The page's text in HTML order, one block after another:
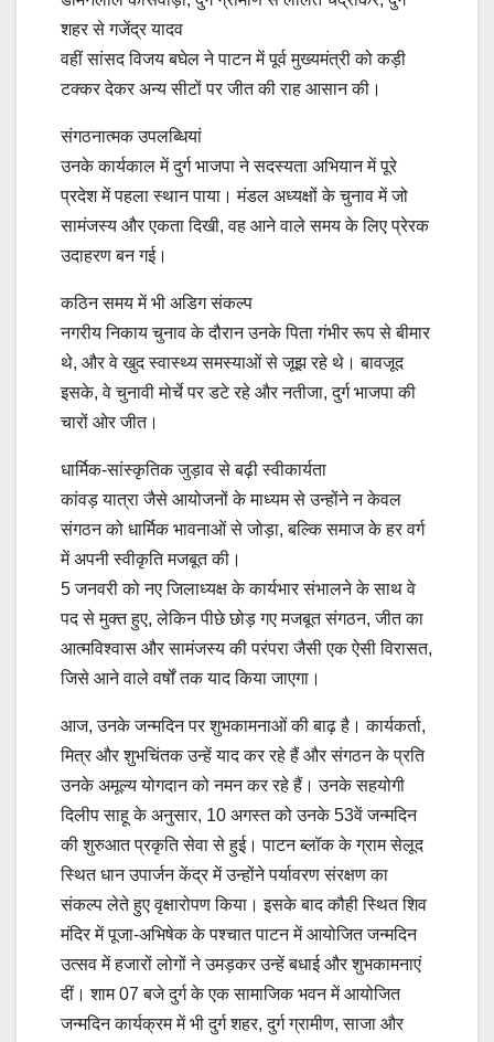
शहर से गजेंद्र यादव
वहीं सांसद विजय बघेल ने पाटन में पूर्व मुख्यमंत्री को कड़ी
टक्कर देकर अन्य सीटों पर जीत की राह आसान की।
संगठनात्मक उपलब्धियां
उनके कार्यकाल में दुर्ग भाजपा ने सदस्यता अभियान में पूरे
प्रदेश में पहला स्थान पाया। मंडल अध्यक्षों के चुनाव में जो
सामंजस्य और एकता दिखी, वह आने वाले समय के लिए प्रेरक
उदाहरण बन गई।
कठिन समय में भी अडिग संकल्प
नगरीय निकाय चुनाव के दौरान उनके पिता गंभीर रूप से बीमार
थे, और वे खुद स्वास्थ्य समस्याओं से जूझ रहे थे। बावजूद
इसके, वे चुनावी मोर्चे पर डटे रहे और नतीजा, दुर्ग भाजपा की
चारों ओर जीत।
धार्मिक-सांस्कृतिक जुड़ाव से बढ़ी स्वीकार्यता
कांवड़ यात्रा जैसे आयोजनों के माध्यम से उन्होंने न केवल
संगठन को धार्मिक भावनाओं से जोड़ा, बल्कि समाज के हर वर्ग
में अपनी स्वीकृति मजबूत की।
5 जनवरी को नए जिलाध्यक्ष के कार्यभार संभालने के साथ वे
पद से मुक्त हुए, लेकिन पीछे छोड़ गए मजबूत संगठन, जीत का
आत्मविश्वास और सामंजस्य की परंपरा जैसी एक ऐसी विरासत,
जिसे आने वाले वर्षों तक याद किया जाएगा।
आज, उनके जन्मदिन पर शुभकामनाओं की बाढ़ है। कार्यकर्ता,
मित्र और शुभचिंतक उन्हें याद कर रहे हैं और संगठन के प्रति
उनके अमूल्य योगदान को नमन कर रहे हैं। उनके सहयोगी
दिलीप साहू के अनुसार, 10 अगस्त को उनके 53वें जन्मदिन
की शुरुआत प्रकृति सेवा से हुई। पाटन ब्लॉक के ग्राम सेलूद
स्थित धान उपार्जन केंद्र में उन्होंने पर्यावरण संरक्षण का
संकल्प लेते हुए वृक्षारोपण किया। इसके बाद कौही स्थित शिव
मंदिर में पूजा-अभिषेक के पश्चात पाटन में आयोजित जन्मदिन
उत्सव में हजारों लोगों ने उमड़कर उन्हें बधाई और शुभकामनाएं
दीं। शाम 07 बजे दुर्ग के एक सामाजिक भवन में आयोजित
जन्मदिन कार्यक्रम में भी दुर्ग शहर, दुर्ग ग्रामीण, साजा और